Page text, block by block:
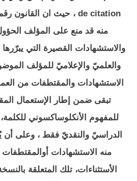
منه قد منع على المؤلف
والاستشهادات القصيرة التي
والعلميّ والإعلاميّ للمؤلف
الاستشهادات والمقتطفات من
للمفهوم الأنكلوساكسوني
الدراسيّ والنقديّ فقط ، وعلى أن
منه الاستشهادات
الأستثناءات، تلك المتعلقة